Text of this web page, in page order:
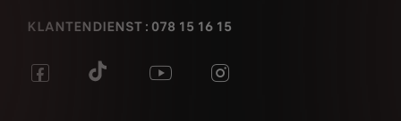
KLANTENDIENST : 078 15 16 15